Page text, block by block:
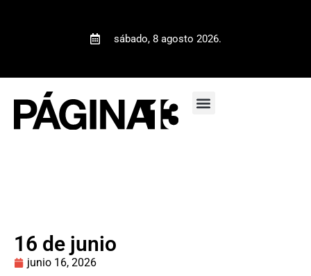
sábado, 8 agosto 2026.
16 de junio
junio 16, 2026